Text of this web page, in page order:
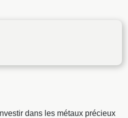
dans les métaux précieux